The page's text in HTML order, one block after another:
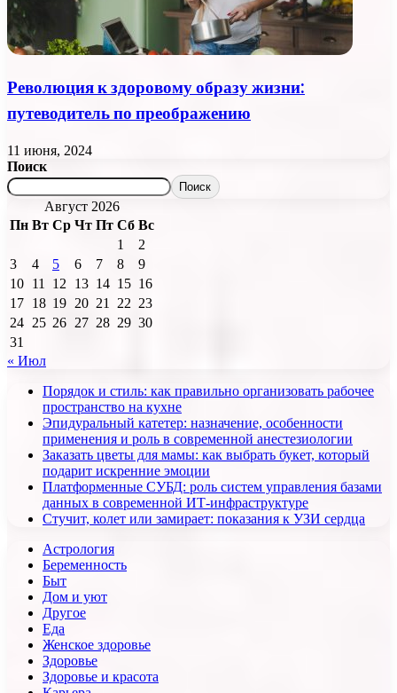
Революция к здоровому образу жизни:
путеводитель по преображению
11 июня, 2024
Поиск
Поиск
Август 2026
Пн Вт Ср Чт Пт Сб Вс
1
2
3
4 5 6 7 8
9
10 11 12 13 14 15 16
17 18 19 20 21 22 23
24 25 26 27 28 29 30
31
« Июл
Порядок и стиль: как правильно организовать рабочее
пространство на кухне
Эпидуральный катетер: назначение, особенности
применения и роль в современной анестезиологии
Заказать цветы для мамы: как выбрать букет, который
подарит искренние эмоции
Платформенные СУБД: роль систем управления базами
данных в современной ИТ-инфраструктуре
Стучит, колет или замирает: показания к УЗИ сердца
Астрология
Беременность
Быт
Дом и уют
Другое
Еда
Женское здоровье
Здоровье
Здоровье и красота